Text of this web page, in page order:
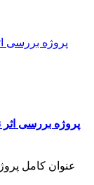
پروژه بررسی اثر
عنوان کامل